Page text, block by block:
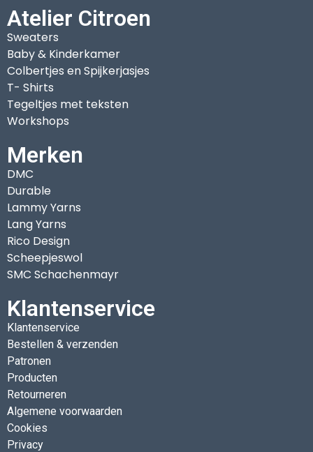
Atelier Citroen
Sweaters
Baby & Kinderkamer
Colbertjes en Spijkerjasjes
T- Shirts
Tegeltjes met teksten
Workshops
Merken
DMC
Durable
Lammy Yarns
Lang Yarns
Rico Design
Scheepjeswol
SMC Schachenmayr
Klantenservice
Klantenservice
Bestellen & verzenden
Patronen
Producten
Retourneren
Algemene voorwaarden
Cookies
Privacy